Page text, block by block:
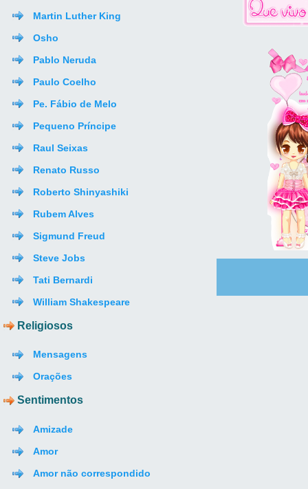
Martin Luther King
Osho
Pablo Neruda
Paulo Coelho
Pe. Fábio de Melo
Pequeno Príncipe
Raul Seixas
Renato Russo
Roberto Shinyashiki
Rubem Alves
Sigmund Freud
Steve Jobs
Tati Bernardi
William Shakespeare
Religiosos
Mensagens
Orações
Sentimentos
Amizade
Amor
Amor não correspondido